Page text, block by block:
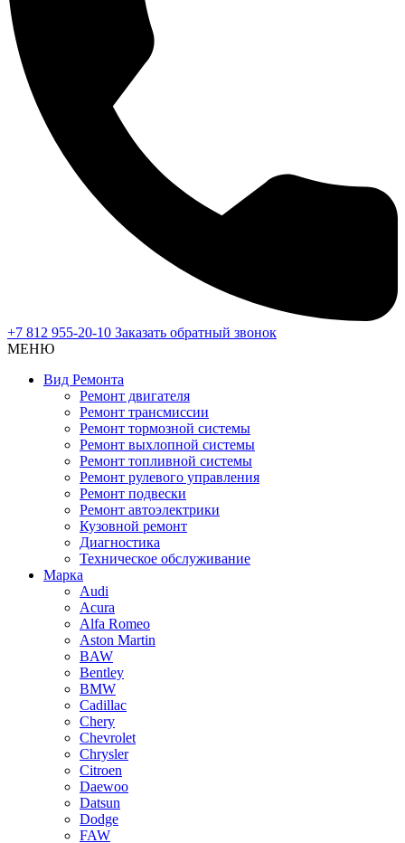
+7 812 955-20-10 Заказать обратный звонок
МЕНЮ
Вид Ремонта
Ремонт двигателя
Ремонт трансмиссии
Ремонт тормозной системы
Ремонт выхлопной системы
Ремонт топливной системы
Ремонт рулевого управления
Ремонт подвески
Ремонт автоэлектрики
Кузовной ремонт
Диагностика
Техническое обслуживание
Марка
Audi
Acura
Alfa Romeo
Aston Martin
BAW
Bentley
BMW
Cadillac
Chery
Chevrolet
Chrysler
Citroen
Daewoo
Datsun
Dodge
FAW